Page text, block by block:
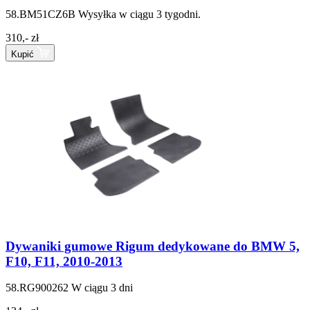
58.BM51CZ6B Wysyłka w ciągu 3 tygodni.
310,- zł
Kupić
Dywaniki gumowe Rigum dedykowane do BMW 5,
F10, F11, 2010-2013
58.RG900262 W ciągu 3 dni